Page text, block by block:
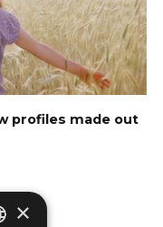
profiles made out
×